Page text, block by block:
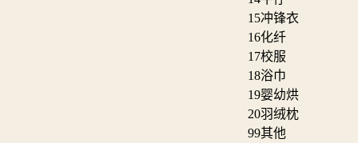
15冲锋衣
16化纤
17校服
18浴巾
19婴幼烘
20羽绒枕
99其他